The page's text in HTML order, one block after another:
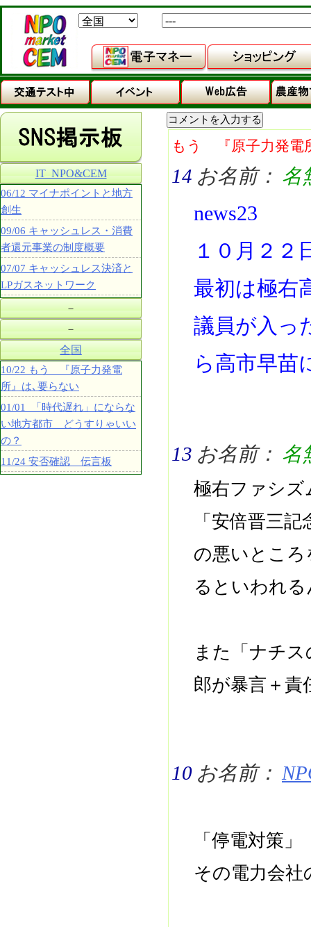
もう 『原子力発電
14 お名前： 名
news23
１０月２２
最初は極右
議員が入っ
ら高市早苗
13 お名前： 名
極右ファシズ
「安倍晋三
の悪いとこ
るといわれ
また「ナチ
郎が暴言＋責
10 お名前：
「停電対策
その電力会
IT_NPO&CEM
06/12 マイナポイントと地方
創生
09/06 キャッシュレス・消費
者還元事業の制度概要
07/07 キャッシュレス決済と
LPガスネットワーク
－
－
全国
10/22 もう 『原子力発電
所』は､要らない
01/01 「時代遅れ」にならな
い地方都市 どうすりゃいい
の？
11/24 安否確認 伝言板